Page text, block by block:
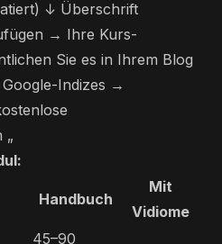
↓ Überschrift
→ Ihre Kurs-
Sie es in Ihrem Blog
Indizes →
„
Handbuch
Mit
Vidiome
45–90